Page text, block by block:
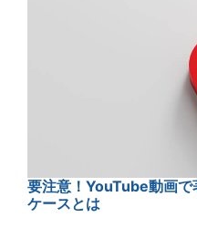
要注意！YouTube動画
ケースとは